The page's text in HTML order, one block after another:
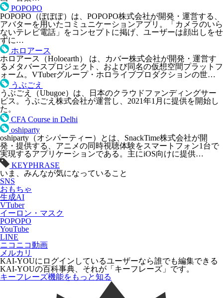
POPOPO
POPOPO（ぽぽぽ）は、POPOPO株式会社が開発・運営する、
アバターを用いたコミュニケーションアプリ。「カメラのいら
ないテレビ電話」をコンセプトに掲げ、ユーザーは顔出しをせ
ずに…
ホロアース
ホロアース（Holoearth） は、カバー株式会社が開発・運営す
るメタバースプロジェクト、および同名の仮想空間プラットフ
ォーム。VTuberグループ・ホロライブプロダクションの世…
うぶごえ
うぶごえ（Ubugoe）は、日本のクラウドファンディングサー
ビス。うぶごえ株式会社が運営し、2021年1月に提供を開始し
た。
CFA Course in Delhi
oshiparty
oshiparty（オシパーティー）とは、SnackTime株式会社が開
発・提供する、アニメの同時視聴体験をスマートフォン1台で
実現するアプリケーションである。主にiOS向けに提供…
KEYPHRASE
いま、みんなが気になっていること
SNS
おもちゃ
生成AI
VTuber
イーロン・マスク
POPOPO
YouTube
LINE
ニコニコ動画
メルカリ
KAI-YOUにログインしているユーザーなら誰でも編集できる
KAI-YOUの百科事典、それが「 キーフレーズ 」です。
キーフレーズ機能をもっと知る